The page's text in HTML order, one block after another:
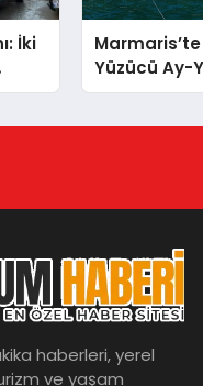
İki
Yüzücü Ay-
Hayaliyle
haberleri, yerel
ve yaşam